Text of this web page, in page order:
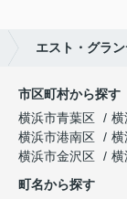
エスト・グラ
市区町村から探す
横浜市青葉区
横
横浜市港南区
横
横浜市金沢区
横
町名から探す